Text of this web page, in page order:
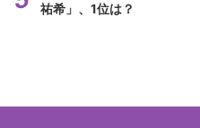
祐希」、1位は？